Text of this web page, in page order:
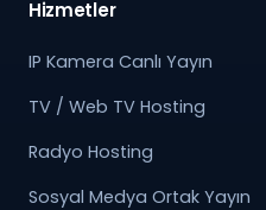
Hizmetler
IP Kamera Canlı Yayın
TV / Web TV Hosting
Radyo Hosting
Sosyal Medya Ortak Yayın